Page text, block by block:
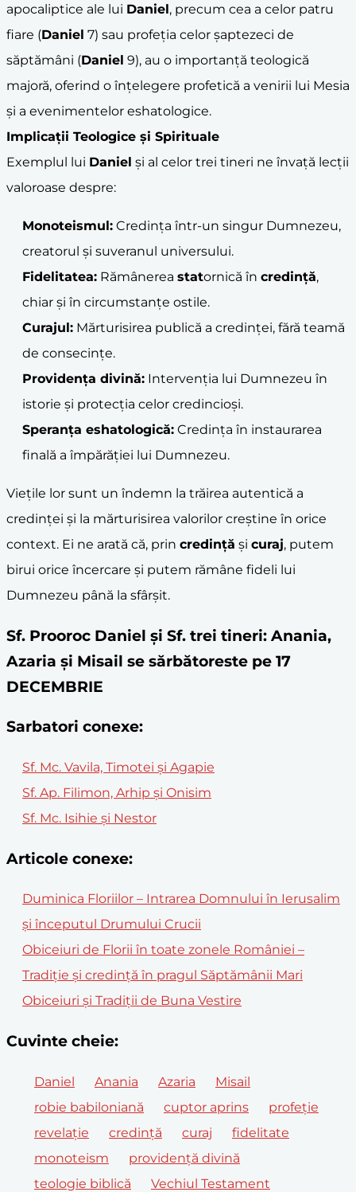
apocaliptice ale lui Daniel, precum cea a celor patru
fiare (Daniel 7) sau profeția celor șaptezeci de
săptămâni (Daniel 9), au o importanță teologică
majoră, oferind o înțelegere profetică a venirii lui Mesia
și a evenimentelor eshatologice.
Implicații Teologice și Spirituale
Exemplul lui Daniel și al celor trei tineri ne învață lecții
valoroase despre:
Monoteismul: Credința într-un singur Dumnezeu,
creatorul și suveranul universului.
Fidelitatea: Rămânerea statornică în credință,
chiar și în circumstanțe ostile.
Curajul: Mărturisirea publică a credinței, fără teamă
de consecințe.
Providența divină: Intervenția lui Dumnezeu în
istorie și protecția celor credincioși.
Speranța eshatologică: Credința în instaurarea
finală a împărăției lui Dumnezeu.
Viețile lor sunt un îndemn la trăirea autentică a
credinței și la mărturisirea valorilor creștine în orice
context. Ei ne arată că, prin credință și curaj, putem
birui orice încercare și putem rămâne fideli lui
Dumnezeu până la sfârșit.
Sf. Prooroc Daniel și Sf. trei tineri: Anania,
Azaria și Misail se sărbătoreste pe 17
DECEMBRIE
Sarbatori conexe:
Sf. Mc. Vavila, Timotei şi Agapie
Sf. Ap. Filimon, Arhip şi Onisim
Sf. Mc. Isihie şi Nestor
Articole conexe:
Duminica Floriilor – Intrarea Domnului în Ierusalim
și începutul Drumului Crucii
Obiceiuri de Florii în toate zonele României –
Tradiție și credință în pragul Săptămânii Mari
Obiceiuri și Tradiții de Buna Vestire
Cuvinte cheie:
Daniel Anania Azaria
Misail
robie babiloniană
cuptor aprins
profeție
revelație
credință curaj
fidelitate
monoteism
providență divină
teologie biblică
Vechiul Testament